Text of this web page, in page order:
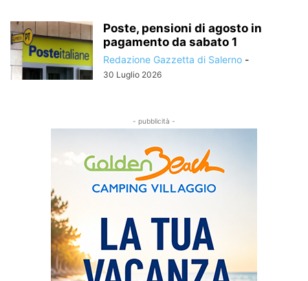
Poste, pensioni di agosto in
pagamento da sabato 1
Redazione Gazzetta di Salerno -
30 Luglio 2026
- pubblicità -